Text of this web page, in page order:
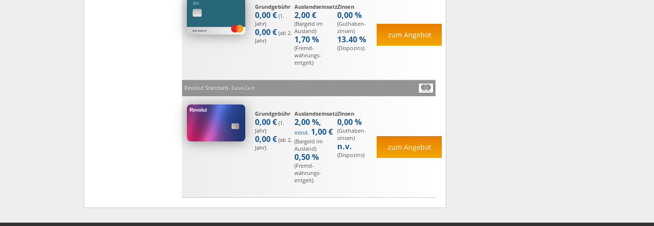
Grundgebühr
0,00 € (1.
Jahr)
0,00 € (ab 2.
Jahr)
Auslandseinsatz
2,00 €
(Bargeld im
Ausland)
1,70 %
(Fremd­
währungs­
entgelt)
Zinsen
0,00 %
(Guthaben­
zinsen)
13.40 %
(Dispozins)
zum Angebot
Revolut Standard Debit-Card
Grundgebühr
0,00 € (1.
Jahr)
0,00 € (ab 2.
Jahr)
Auslandseinsatz
2,00 %,
mind. 1,00 €
(Bargeld im
Ausland)
0,50 %
(Fremd­
währungs­
entgelt)
Zinsen
0,00 %
(Guthaben­
zinsen)
n.v.
(Dispozins)
zum Angebot